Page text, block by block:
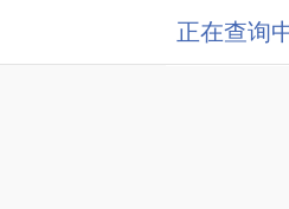
正在查询